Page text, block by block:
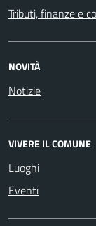
Tributi, finanze e
NOVITÀ
Notizie
VIVERE IL COMUNE
Luoghi
Eventi